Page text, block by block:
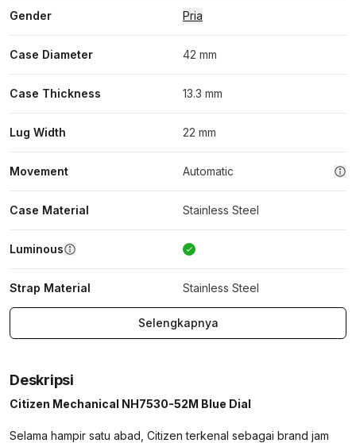
Gender Pria
Case Diameter 42 mm
Case Thickness 13.3 mm
Lug Width 22 mm
Movement Automatic
Case Material Stainless Steel
Luminous
Strap Material Stainless Steel
Selengkapnya
Deskripsi
Citizen Mechanical NH7530-52M Blue Dial
Selama hampir satu abad, Citizen terkenal sebagai brand jam